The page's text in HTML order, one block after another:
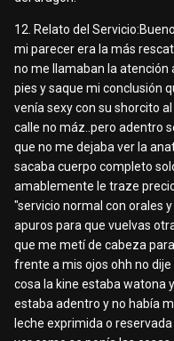
12. Relato del
mi parecer era la más
no me llamaban la atención
pies y saque mi conclusión
venía sexy con su shorcito
calle no máz..pero adentro
que no me dejaba ver la
sacaba cuerpo completo
amablemente le traze
"servicio normal con orales
apuros para que vuelvas
que me metí de cabeza
frente a mis ojos ohh no
cosa la kine estaba watona
estaba adentro y no había
leche exprimida o